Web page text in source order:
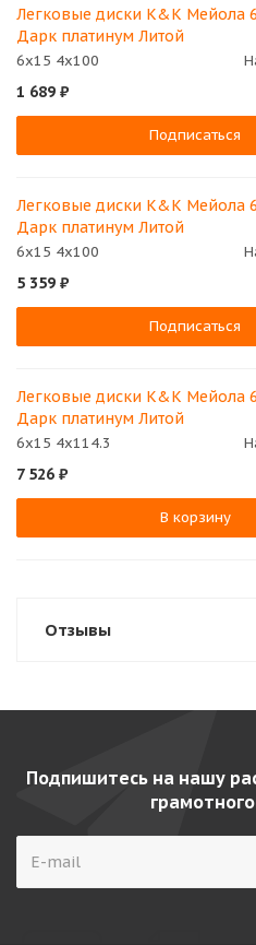
Легковые диски K&K Мейола
Дарк платинум Литой
6x15 4x100
1 689 ₽
Подписаться
Легковые диски K&K Мейола
Дарк платинум Литой
6x15 4x100
5 359 ₽
Подписаться
Легковые диски K&K Мейола
Дарк платинум Литой
6x15 4x114.3
7 526 ₽
В корзину
Отзывы
Подпишитесь на нашу